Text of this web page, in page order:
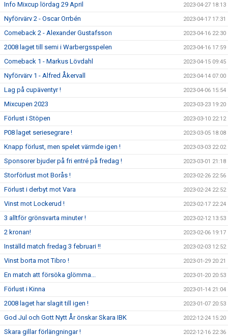
Info Mixcup lördag 29 April 2023-04-27 18:13
Nyförvärv 2 - Oscar Orrbén 2023-04-17 17:31
Comeback 2 - Alexander Gustafsson 2023-04-16 22:30
2008 laget till semi i Warbergsspelen 2023-04-16 17:59
Comeback 1 - Markus Lövdahl 2023-04-15 09:45
Nyförvärv 1 - Alfred Åkervall 2023-04-14 07:00
Lag på cupäventyr ! 2023-04-06 15:54
Mixcupen 2023 2023-03-23 19:20
Förlust i Stöpen 2023-03-10 22:12
P08 laget seriesegrare ! 2023-03-05 18:08
Knapp förlust, men spelet värmde igen ! 2023-03-03 22:02
Sponsorer bjuder på fri entré på fredag ! 2023-03-01 21:18
Storförlust mot Borås ! 2023-02-26 22:56
Förlust i derbyt mot Vara 2023-02-24 22:52
Vinst mot Lockerud ! 2023-02-17 22:24
3 alltför grönsvarta minuter ! 2023-02-12 13:53
2 kronan! 2023-02-06 19:17
Inställd match fredag 3 februari !! 2023-02-03 12:52
Vinst borta mot Tibro ! 2023-01-29 20:21
En match att försöka glömma... 2023-01-20 20:53
Förlust i Kinna 2023-01-14 21:04
2008 laget har slagit till igen ! 2023-01-07 20:53
God Jul och Gott Nytt År önskar Skara IBK 2022-12-24 15:20
Skara gillar förlängningar ! 2022-12-16 22:36